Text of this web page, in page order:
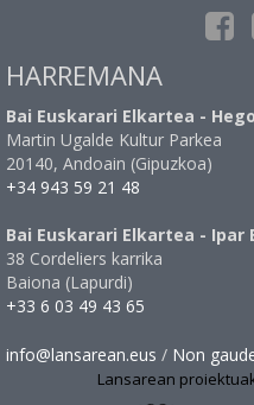
HARREMANA
Bai Euskarari Elkartea -
Martin Ugalde Kultur Parkea
20140, Andoain (Gipuzkoa)
+34 943 59 21 48
Bai Euskarari Elkartea - Ipar
38 Cordeliers karrika
Baiona (Lapurdi)
+33 6 03 49 43 65
info@lansarean.eus / Non
Lansarean